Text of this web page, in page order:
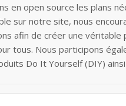
en open source les plans
sur notre site, nous
afin de créer une
tous. Nous participons
Do It Yourself (DIY)